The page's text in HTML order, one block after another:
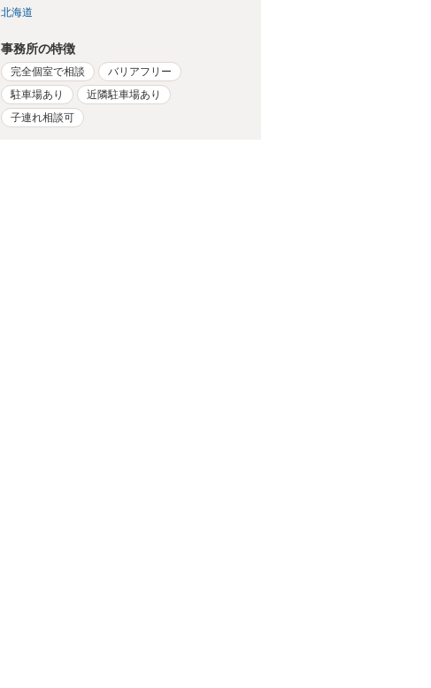
北海道
事務所の特徴
完全個室で相談
バリアフリー
駐車場あり
近隣駐車場あり
子連れ相談可